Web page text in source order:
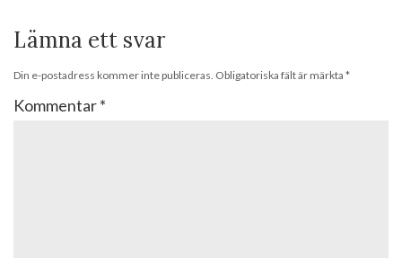
Lämna ett svar
Din e-postadress kommer inte publiceras. Obligatoriska fält är märkta *
Kommentar*